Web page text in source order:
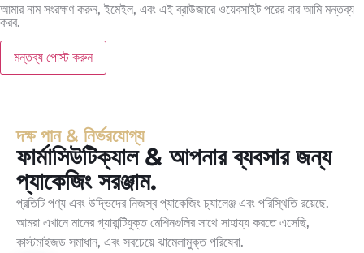
আমার নাম সংরক্ষণ করুন, ইমেইল, এবং এই ব্রাউজারে ওয়েবসাইট পরের বার আমি মন্তব্য
করব.
দক্ষ পান & নির্ভরযোগ্য
ফার্মাসিউটিক্যাল & আপনার ব্যবসার জন্য
প্যাকেজিং সরঞ্জাম.
প্রতিটি পণ্য এবং উদ্ভিদের নিজস্ব প্যাকেজিং চ্যালেঞ্জ এবং পরিস্থিতি রয়েছে.
আমরা এখানে মানের গ্যারান্টিযুক্ত মেশিনগুলির সাথে সাহায্য করতে এসেছি,
কাস্টমাইজড সমাধান, এবং সবচেয়ে ঝামেলামুক্ত পরিষেবা.